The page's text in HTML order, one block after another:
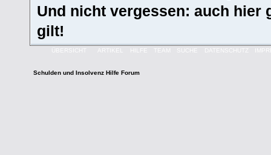
Und nicht vergessen: auch hier
gilt!
ÜBERSICHT ARTIKEL HILFE TEAM SUCHE DATENSCHUTZ
Schulden und Insolvenz Hilfe Forum